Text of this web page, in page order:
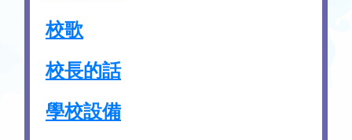
校歌
校長的話
學校設備